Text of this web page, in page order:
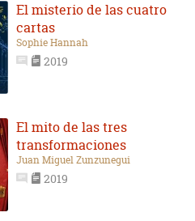
El misterio de las cuatro
cartas
Sophie Hannah
2019
El mito de las tres
transformaciones
Juan Miguel Zunzunegui
2019